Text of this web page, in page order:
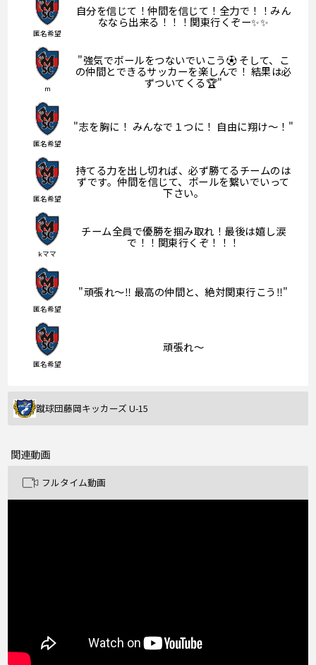
匿名希望
自分を信じて！仲間を信じて！全力で！！みん
ななら出来る！！！関東行くぞー✨✨
m
"強気でボールをつないでいこう⚽️ そして、こ
の仲間とできるサッカーを楽しんで！ 結果は必
ずついてくる🏆"
匿名希望
"志を胸に！ みんなで１つに！ 自由に翔け〜！"
匿名希望
持てる力を出し切れば、必ず勝てるチームのは
ずです。仲間を信じて、ボールを繋いでいって
下さい。
kママ
チーム全員で優勝を掴み取れ！最後は嬉し涙
で！！関東行くぞ！！！
匿名希望
"頑張れ〜‼️ 最高の仲間と、絶対関東行こう‼️"
匿名希望
頑張れ〜
蹴球団藤岡キッカーズ U-15
関連動画
フルタイム動画